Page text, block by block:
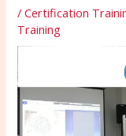
/Certification
Training